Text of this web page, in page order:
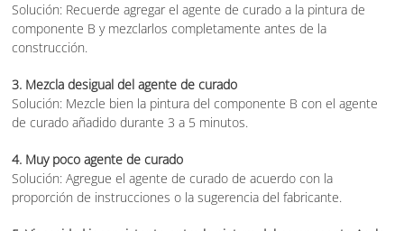
Solución: Recuerde agregar el agente de curado a la pintura de
componente B y mezclarlos completamente antes de la
construcción.
3. Mezcla desigual del agente de curado
Solución: Mezcle bien la pintura del componente B con el agente
de curado añadido durante 3 a 5 minutos.
4. Muy poco agente de curado
Solución: Agregue el agente de curado de acuerdo con la
proporción de instrucciones o la sugerencia del fabricante.